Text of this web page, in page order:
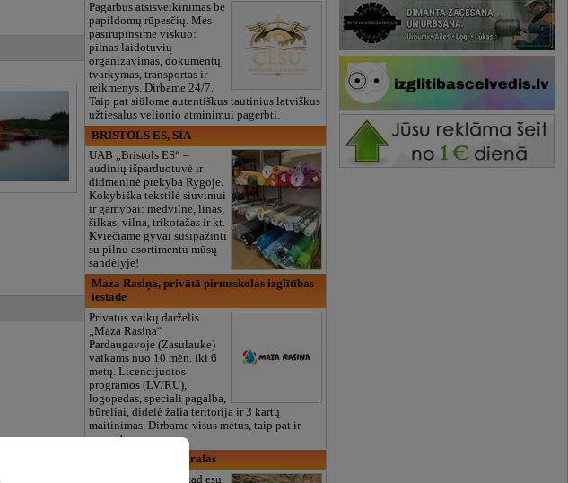
Pagarbus atsisveikinimas be
papildomų rūpesčių. Mes
pasirūpinsime viskuo:
pilnas laidotuvių
organizavimas, dokumentų
tvarkymas, transportas ir
reikmenys. Dirbame 24/7.
Taip pat siūlome autentiškus tautinius latviškus
užtiesalus velionio atminimui pagerbti.
BRISTOLS ES, SIA
UAB „Bristols ES“ –
audinių išparduotuvė ir
didmeninė prekyba Rygoje.
Kokybiška tekstilė siuvimui
ir gamybai: medvilnė, linas,
šilkas, vilna, trikotažas ir kt.
Kviečiame gyvai susipažinti
su pilnu asortimentu mūsų
sandėlyje!
Maza Rasiņa, privātā pirmsskolas izglītības
iestāde
Privatus vaikų darželis
„Maza Rasiņa“
Pardaugavoje (Zasulauke)
vaikams nuo 10 mėn. iki 6
metų. Licencijuotos
programos (LV/RU),
logopedas, speciali pagalba,
būreliai, didelė žalia teritorija ir 3 kartų
maitinimas. Dirbame visus metus, taip pat ir
vasarą!
Ilona Einika, Fotografas
Galiu drąsiai teigti, kad esu